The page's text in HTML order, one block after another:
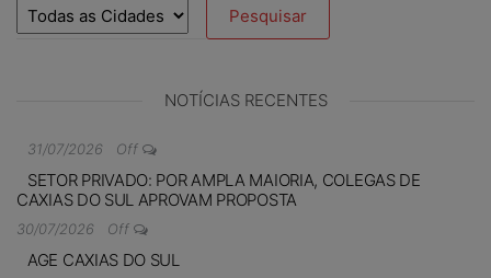
NOTÍCIAS RECENTES
31/07/2026 Off
SETOR PRIVADO: POR AMPLA MAIORIA, COLEGAS DE
CAXIAS DO SUL APROVAM PROPOSTA
30/07/2026 Off
AGE CAXIAS DO SUL